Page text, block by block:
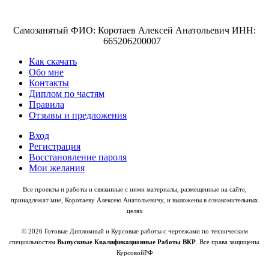
Самозанятый ФИО: Коротаев Алексей Анатольевич ИНН:
665206200007
Как скачать
Обо мне
Контакты
Диплом по частям
Правила
Отзывы и предложения
Вход
Регистрация
Восстановление пароля
Мои желания
Все проекты и работы и связанные с ними материалы, размещенные на сайте,
принадлежат мне, Коротаеву Алексею Анатольевичу, и выложены в ознакомительных
целях
© 2026 Готовые Дипломный и Курсовые работы с чертежами по техническим
специальностям Выпускные Квалификационные Работы ВКР. Все права защищены.
КурсовойРФ